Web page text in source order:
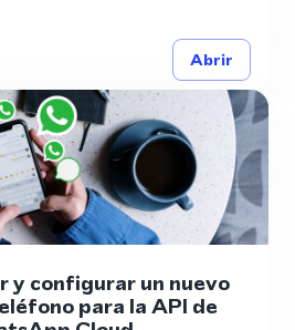
Abrir
y configurar un nuevo
para la API de